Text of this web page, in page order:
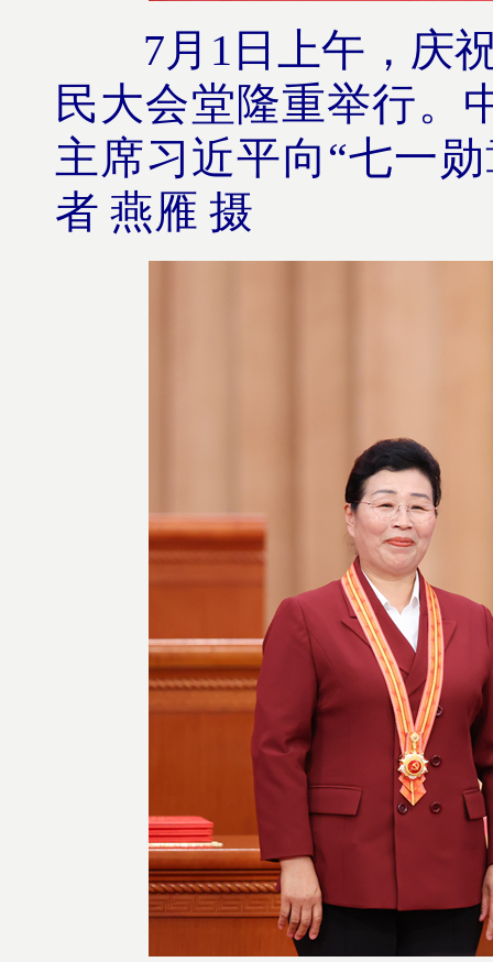
7月1日上午，庆祝
民大会堂隆重举行。
主席习近平向“七一
者 燕雁 摄